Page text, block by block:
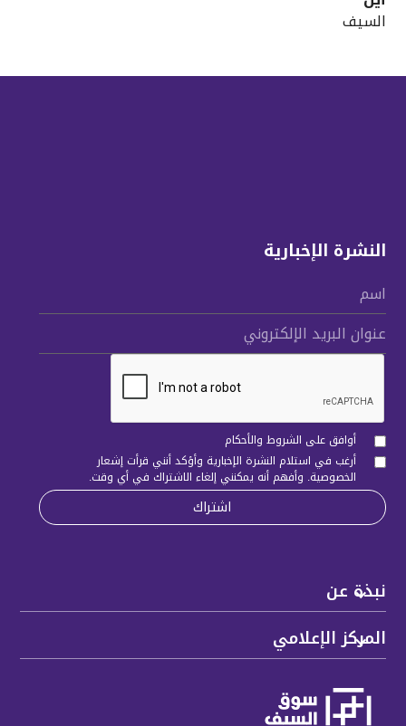
السيف
نبذة عن
المركز الإعلامي
النشرة الإخبارية
اسم
عنوان البريد الإلكتروني
أوافق على الشروط والأحكام
أرغب في استلام النشرة الإخبارية وأؤكد أنني قرأتإشعار
الخصوصية. وأفهم أنه يمكنني إلغاء الاشتراك في أي وقت.